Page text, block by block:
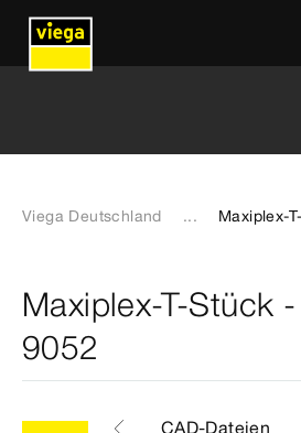
Viega Deutschland ... Maxiplex-
Maxiplex-T-Stück
9052
Etiketten CAD-Dateien